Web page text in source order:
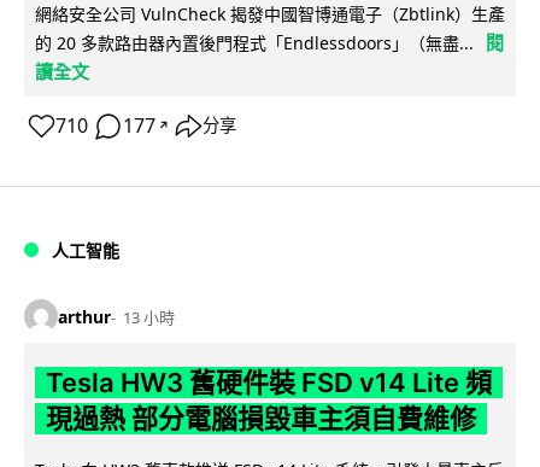
網絡安全公司 VulnCheck 揭發中國智博通電子（Zbtlink）生產
的 20 多款路由器內置後門程式「Endlessdoors」（無盡...
閱
讀全文
710 177 ↗ 分享
人工智能
arthur 13 小時
Tesla HW3 舊硬件裝 FSD v14 Lite 頻
現過熱 部分電腦損毀車主須自費維修